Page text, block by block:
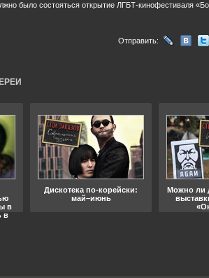
было состояться открытие ЛГБТ-кинофестиваля
Отправить:
в
в
Дискотека по-корейски:
май–июнь
Можно ли